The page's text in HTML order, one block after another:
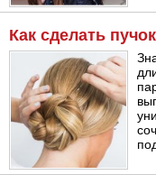
Как сделать